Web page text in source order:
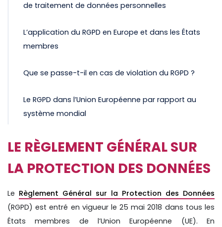
de traitement de données personnelles
L’application du RGPD en Europe et dans les États
membres
Que se passe-t-il en cas de violation du RGPD ?
Le RGPD dans l’Union Européenne par rapport au
système mondial
LE RÈGLEMENT GÉNÉRAL SUR
LA PROTECTION DES DONNÉES
Le Règlement Général sur la Protection des Données
(RGPD) est entré en vigueur le 25 mai 2018 dans tous les
États membres de l’Union Européenne (UE). En